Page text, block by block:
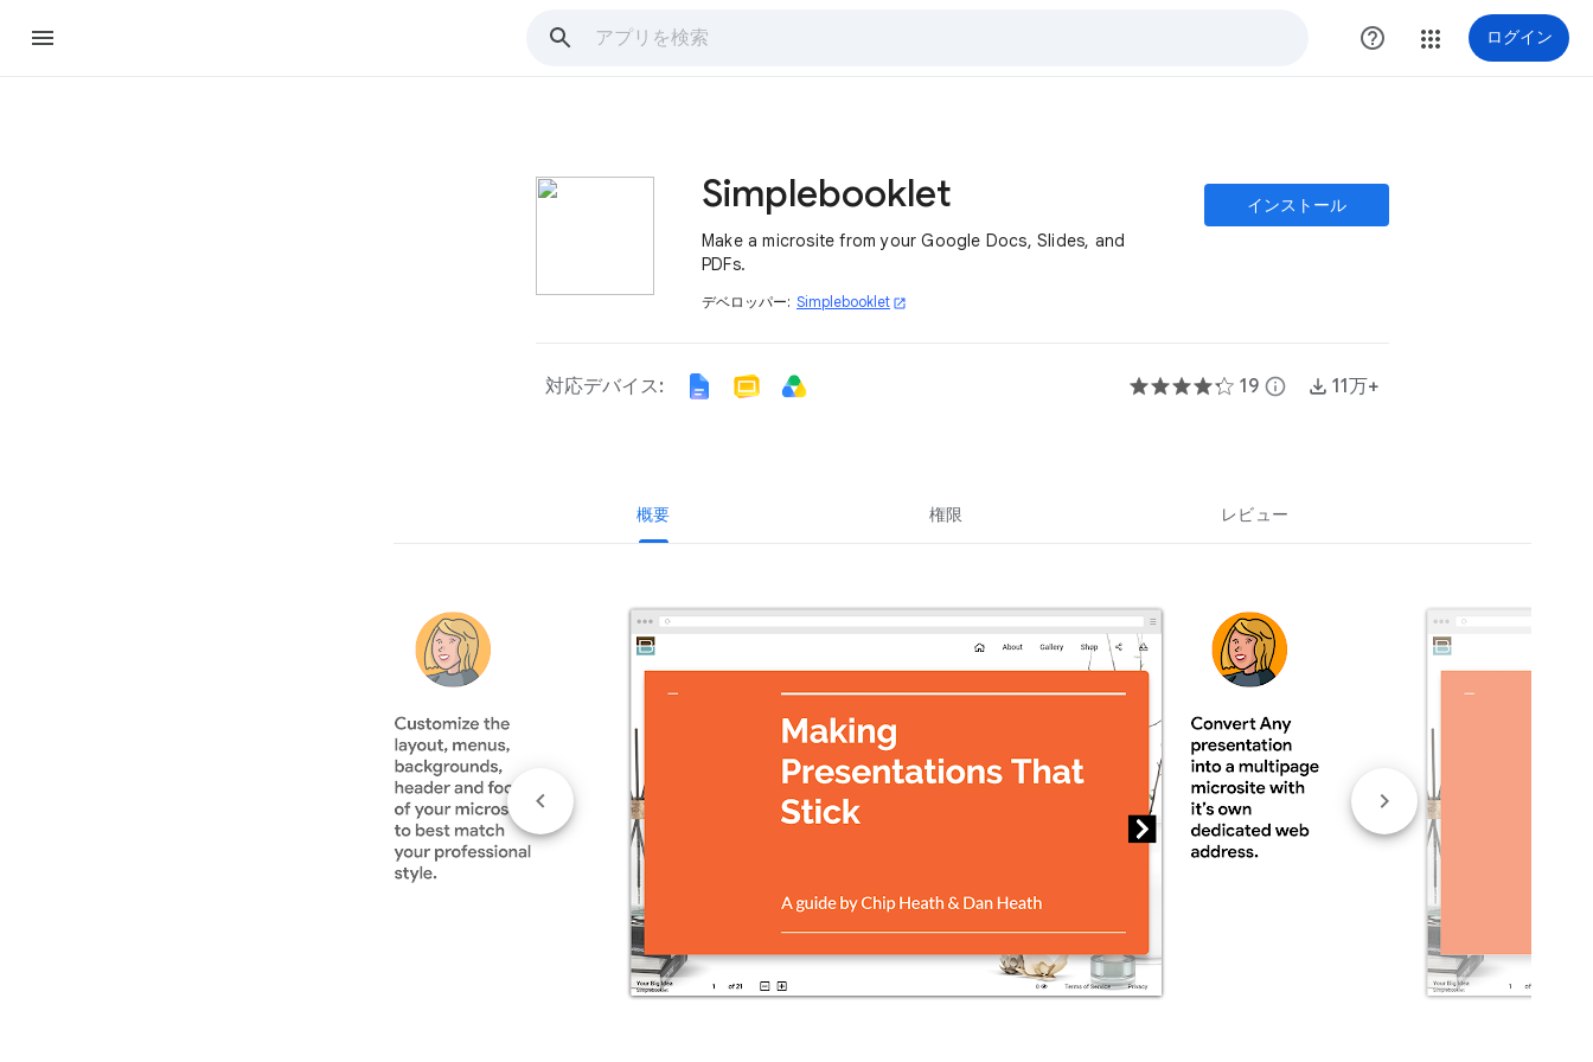
help_outline ログイン
Simplebooklet
Make a microsite from your Google Docs, Slides, and
PDFs.
デベロッパー: Simplebooklet open_in_new
インストール
対応デバイス: 19 info 11万+
概要 権限 レビュー